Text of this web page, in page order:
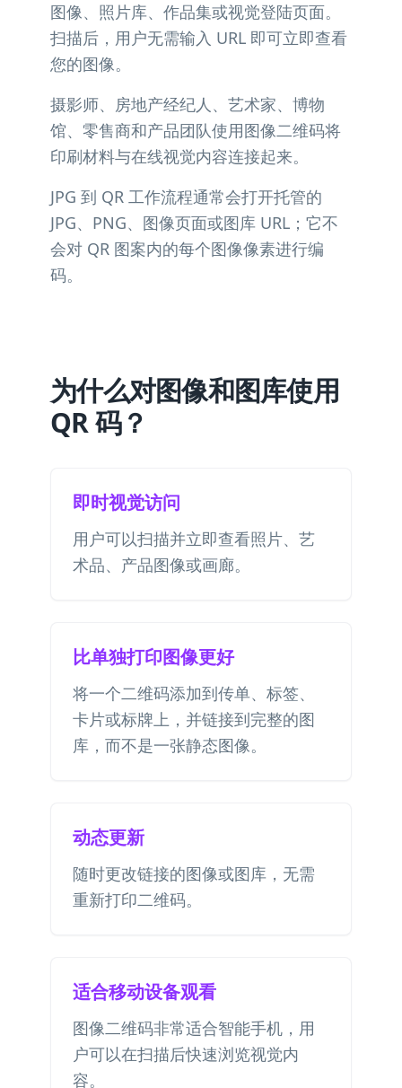
图像、照片库、作品集或视觉登陆页面。
扫描后，用户无需输入 URL 即可立即查看
您的图像。
摄影师、房地产经纪人、艺术家、博物
馆、零售商和产品团队使用图像二维码将
印刷材料与在线视觉内容连接起来。
JPG 到 QR 工作流程通常会打开托管的
JPG、PNG、图像页面或图库 URL；它不
会对 QR 图案内的每个图像像素进行编
码。
为什么对图像和图库使用
QR 码？
即时视觉访问
用户可以扫描并立即查看照片、艺
术品、产品图像或画廊。
比单独打印图像更好
将一个二维码添加到传单、标签、
卡片或标牌上，并链接到完整的图
库，而不是一张静态图像。
动态更新
随时更改链接的图像或图库，无需
重新打印二维码。
适合移动设备观看
图像二维码非常适合智能手机，用
户可以在扫描后快速浏览视觉内
容。